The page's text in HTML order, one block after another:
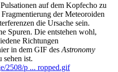
auf dem Kopfecho zu
der Meteoroiden
die Ursache sein.
Spuren. Die entstehen wohl,
Richtungen
in dem GIF des Astronomy
ist.
2508/p ... ropped.gif